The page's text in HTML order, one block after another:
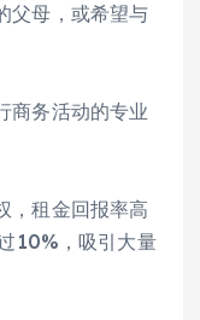
父母，或希望与
商务活动的专业
，租金回报率高
10%，吸引大量